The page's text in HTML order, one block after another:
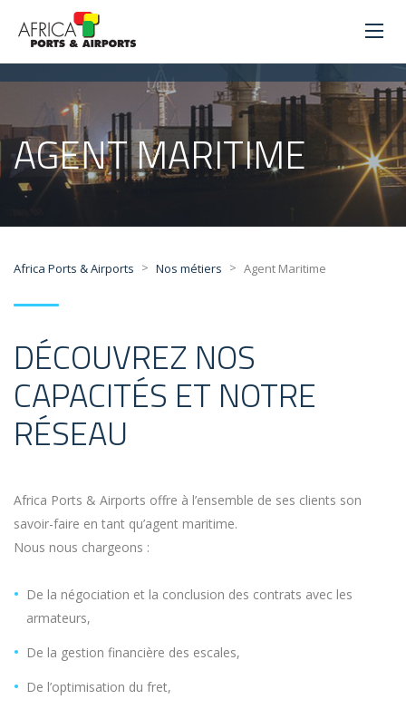
AGENT MARITIME
Africa Ports & Airports > Nos métiers > Agent Maritime
DÉCOUVREZ NOS
CAPACITÉS ET NOTRE
RÉSEAU
Africa Ports & Airports offre à l’ensemble de ses clients son
savoir-faire en tant qu’agent maritime.
Nous nous chargeons :
De la négociation et la conclusion des contrats avec les
armateurs,
De la gestion financière des escales,
De l’optimisation du fret,